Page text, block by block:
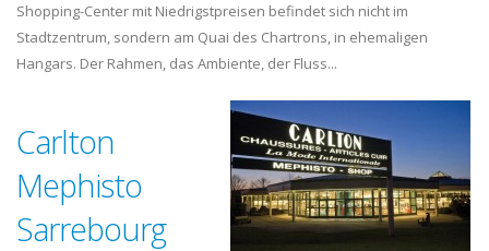
Shopping-Center mit Niedrigstpreisen befindet sich nicht im
Stadtzentrum, sondern am Quai des Chartrons, in ehemaligen
Hangars. Der Rahmen, das Ambiente, der Fluss...
Carlton
Mephisto
Sarrebourg